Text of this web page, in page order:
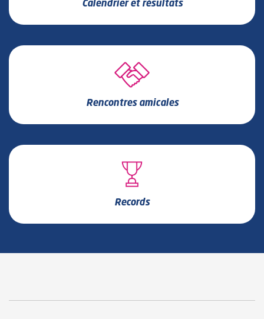
Calendrier et résultats
Rencontres amicales
Records